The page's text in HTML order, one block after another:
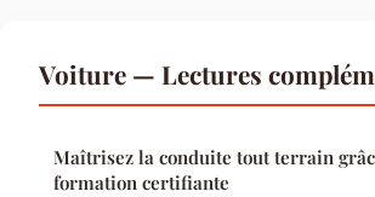
Voiture — Lectures
Maîtrisez la conduite tout terrain
formation certifiante